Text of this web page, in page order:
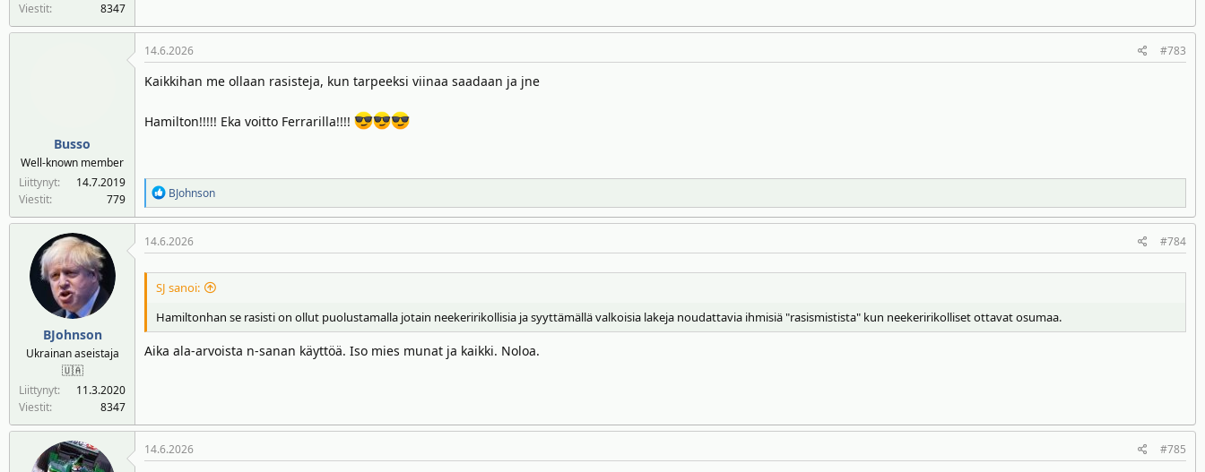
Viestit
8347
Busso
Well-known member
Liittynyt
14.7.2019
Viestit
779
14.6.2026 #783
Kaikkihan me ollaan rasisteja, kun tarpeeksi viinaa saadaan ja jne
Hamilton!!!!! Eka voitto Ferrarilla!!!!
R
e
a
k
i
o
:
BJohnson
BJohnson
Ukrainan aseistaja
🇺🇦
Liittynyt
11.3.2020
Viestit
8347
14.6.2026 #784
SJ sanoi:
Hamiltonhan se rasisti on ollut puolustamalla jotain neekeririkollisia ja syyttämällä valkoisia lakeja noudattavia ihmisiä "rasismistista" kun neekeririkolliset ottavat osumaa.
Aika ala-arvoista n-sanan käyttöä. Iso mies munat ja kaikki. Noloa.
14.6.2026 #785